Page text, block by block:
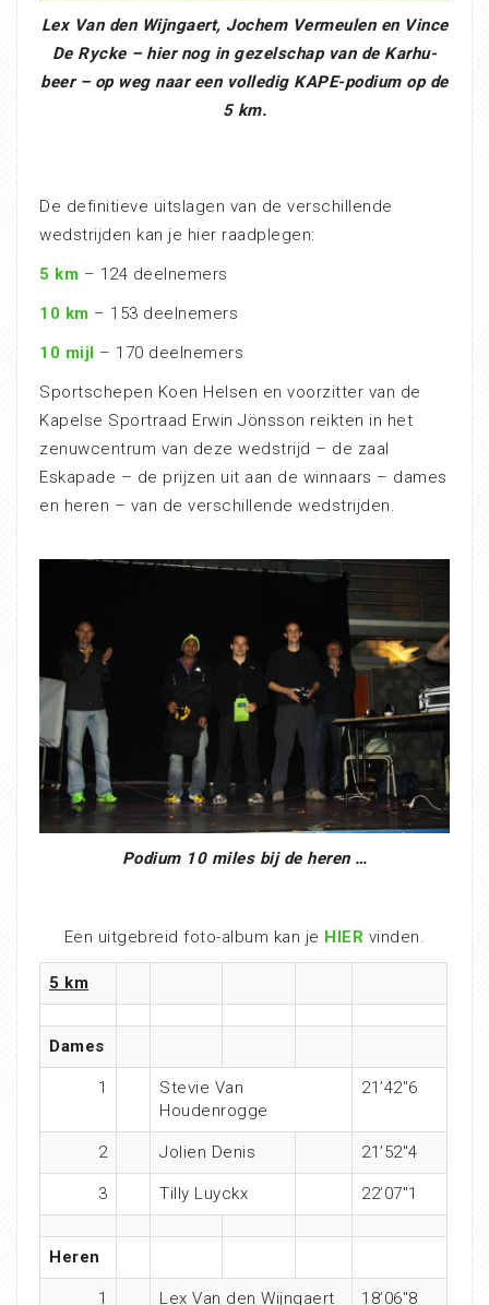
Lex Van den Wijngaert, Jochem Vermeulen en Vince
De Rycke – hier nog in gezelschap van de Karhu-
beer – op weg naar een volledig KAPE-podium op de
5 km.
De definitieve uitslagen van de verschillende
wedstrijden kan je hier raadplegen:
5 km – 124 deelnemers
10 km – 153 deelnemers
10 mijl – 170 deelnemers
Sportschepen Koen Helsen en voorzitter van de
Kapelse Sportraad Erwin Jönsson reikten in het
zenuwcentrum van deze wedstrijd – de zaal
Eskapade – de prijzen uit aan de winnaars – dames
en heren – van de verschillende wedstrijden.
Podium 10 miles bij de heren …
Een uitgebreid foto-album kan je HIER vinden.
5 km
Dames
1
Stevie Van
Houdenrogge
21’42″6
2 Jolien Denis 21’52″4
3 Tilly Luyckx 22’07″1
Heren
1 Lex Van den Wijngaert 18’06″8